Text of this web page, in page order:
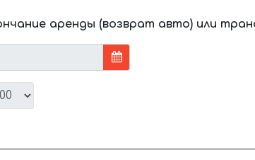
аренды (возврат авто) или